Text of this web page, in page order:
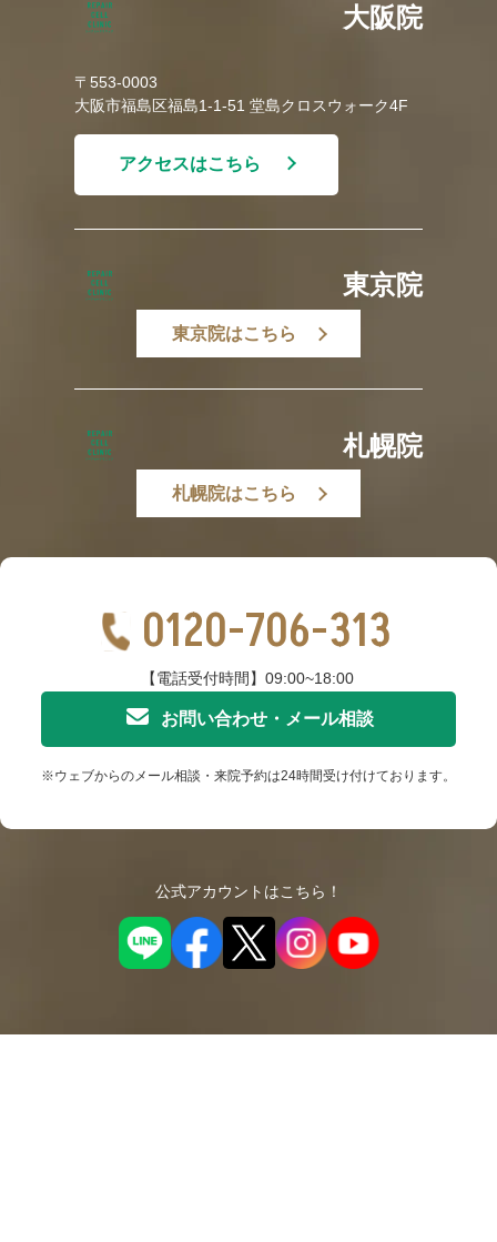
大阪院
〒553-0003
大阪市福島区福島1-1-51 堂島クロスウォーク4F
アクセスはこちら
東京院
東京院はこちら
札幌院
札幌院はこちら
0120-706-313
【電話受付時間】09:00~18:00
お問い合わせ・メール相談
※ウェブからのメール相談・来院予約は24時間受け付けております。
公式アカウントはこちら！